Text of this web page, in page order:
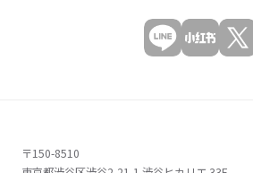
〒150-8510